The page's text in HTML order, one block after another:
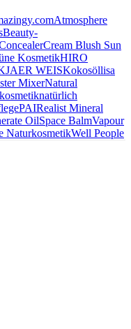
Atmosphere
Beauty-
Cream Blush Sun
KosmetikHIRO
WEISKokosöllisa
MixerNatural
natürlich
PAIRealist Mineral
OilSpace BalmVapour
NaturkosmetikWell People